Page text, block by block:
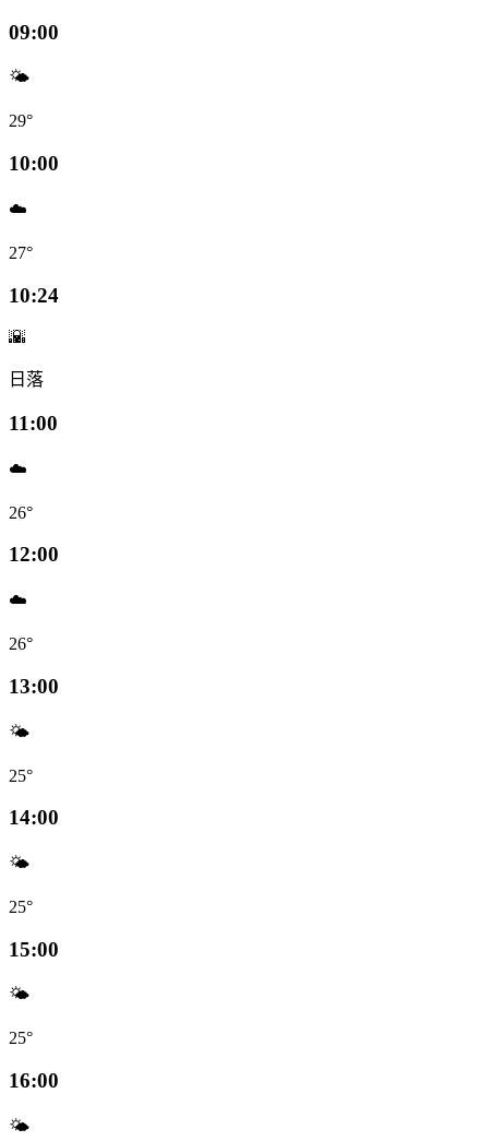
09:00
🌤️
29°
10:00
☁️
27°
10:24
🌇
日落
11:00
☁️
26°
12:00
☁️
26°
13:00
🌤️
25°
14:00
🌤️
25°
15:00
🌤️
25°
16:00
🌤️